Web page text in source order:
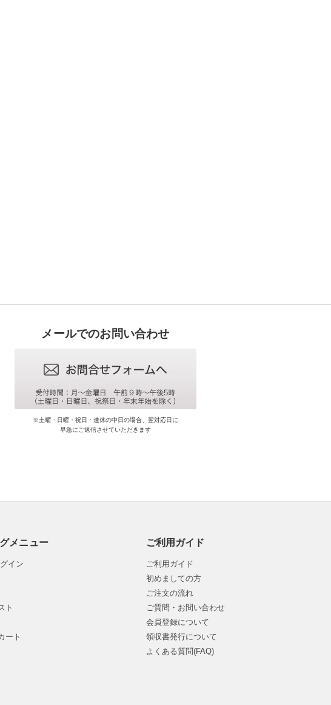
メールでのお問い合わせ
※土曜・日曜・祝日・連休の中日の場合、翌対応日に
早急にご返信させていただきます
メニュー
イン
ト
ート
ご利用ガイド
ご利用ガイド
初めましての方
ご注文の流れ
ご質問・お問い合わせ
会員登録について
領収書発行について
よくある質問(FAQ)